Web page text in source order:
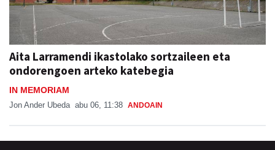
Aita Larramendi ikastolako sortzaileen eta
ondorengoen arteko katebegia
IN MEMORIAM
Jon Ander Ubeda abu 06, 11:38 ANDOAIN